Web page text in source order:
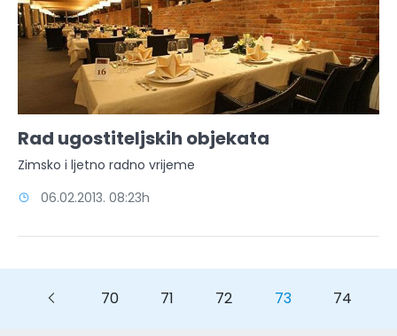
Rad ugostiteljskih objekata
Zimsko i ljetno radno vrijeme
06.02.2013. 08:23h
Previous Previous
70 71 72 73 74